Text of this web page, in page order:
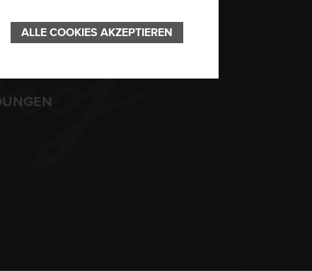
ALLE COOKIES AKZEPTIEREN